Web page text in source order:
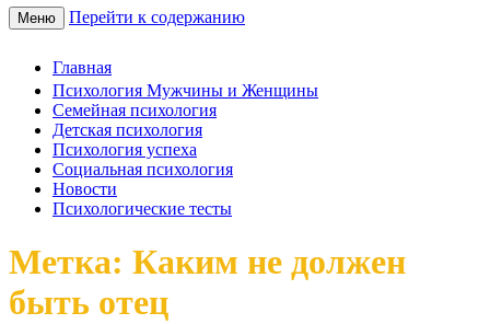
Меню Перейти к содержанию
Главная
Психология Мужчины и Женщины
Семейная психология
Детская психология
Психология успеха
Социальная психология
Новости
Психологические тесты
Метка: Каким не должен
быть отец